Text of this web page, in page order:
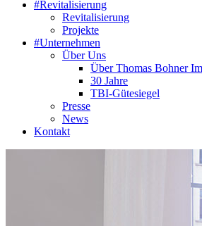
#Revitalisierung
Revitalisierung
Projekte
#Unternehmen
Über Uns
Über Thomas Bohner
30 Jahre
TBI-Gütesiegel
Presse
News
Kontakt